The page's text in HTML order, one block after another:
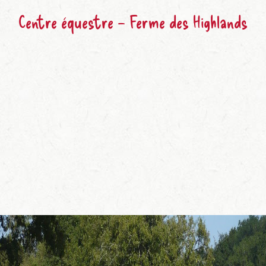
Centre équestre – Ferme des Highlands